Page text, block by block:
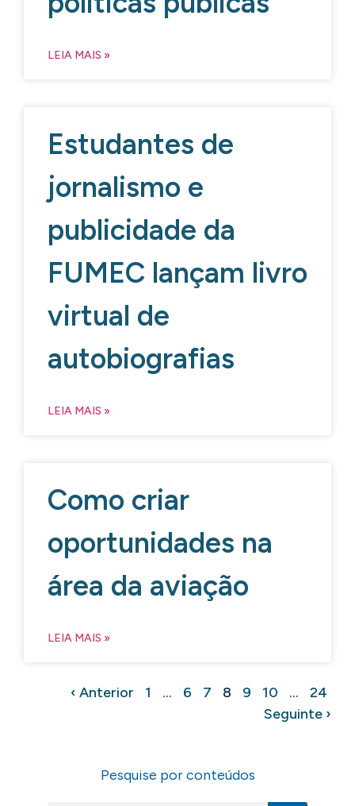
LEIA MAIS »
Estudantes de
jornalismo e
publicidade da
FUMEC lançam livro
virtual de
autobiografias
LEIA MAIS »
Como criar
oportunidades na
área da aviação
LEIA MAIS »
‹ Anterior 1 … 6 7 8 9 10 …
24
Seguinte ›
Pesquise por conteúdos